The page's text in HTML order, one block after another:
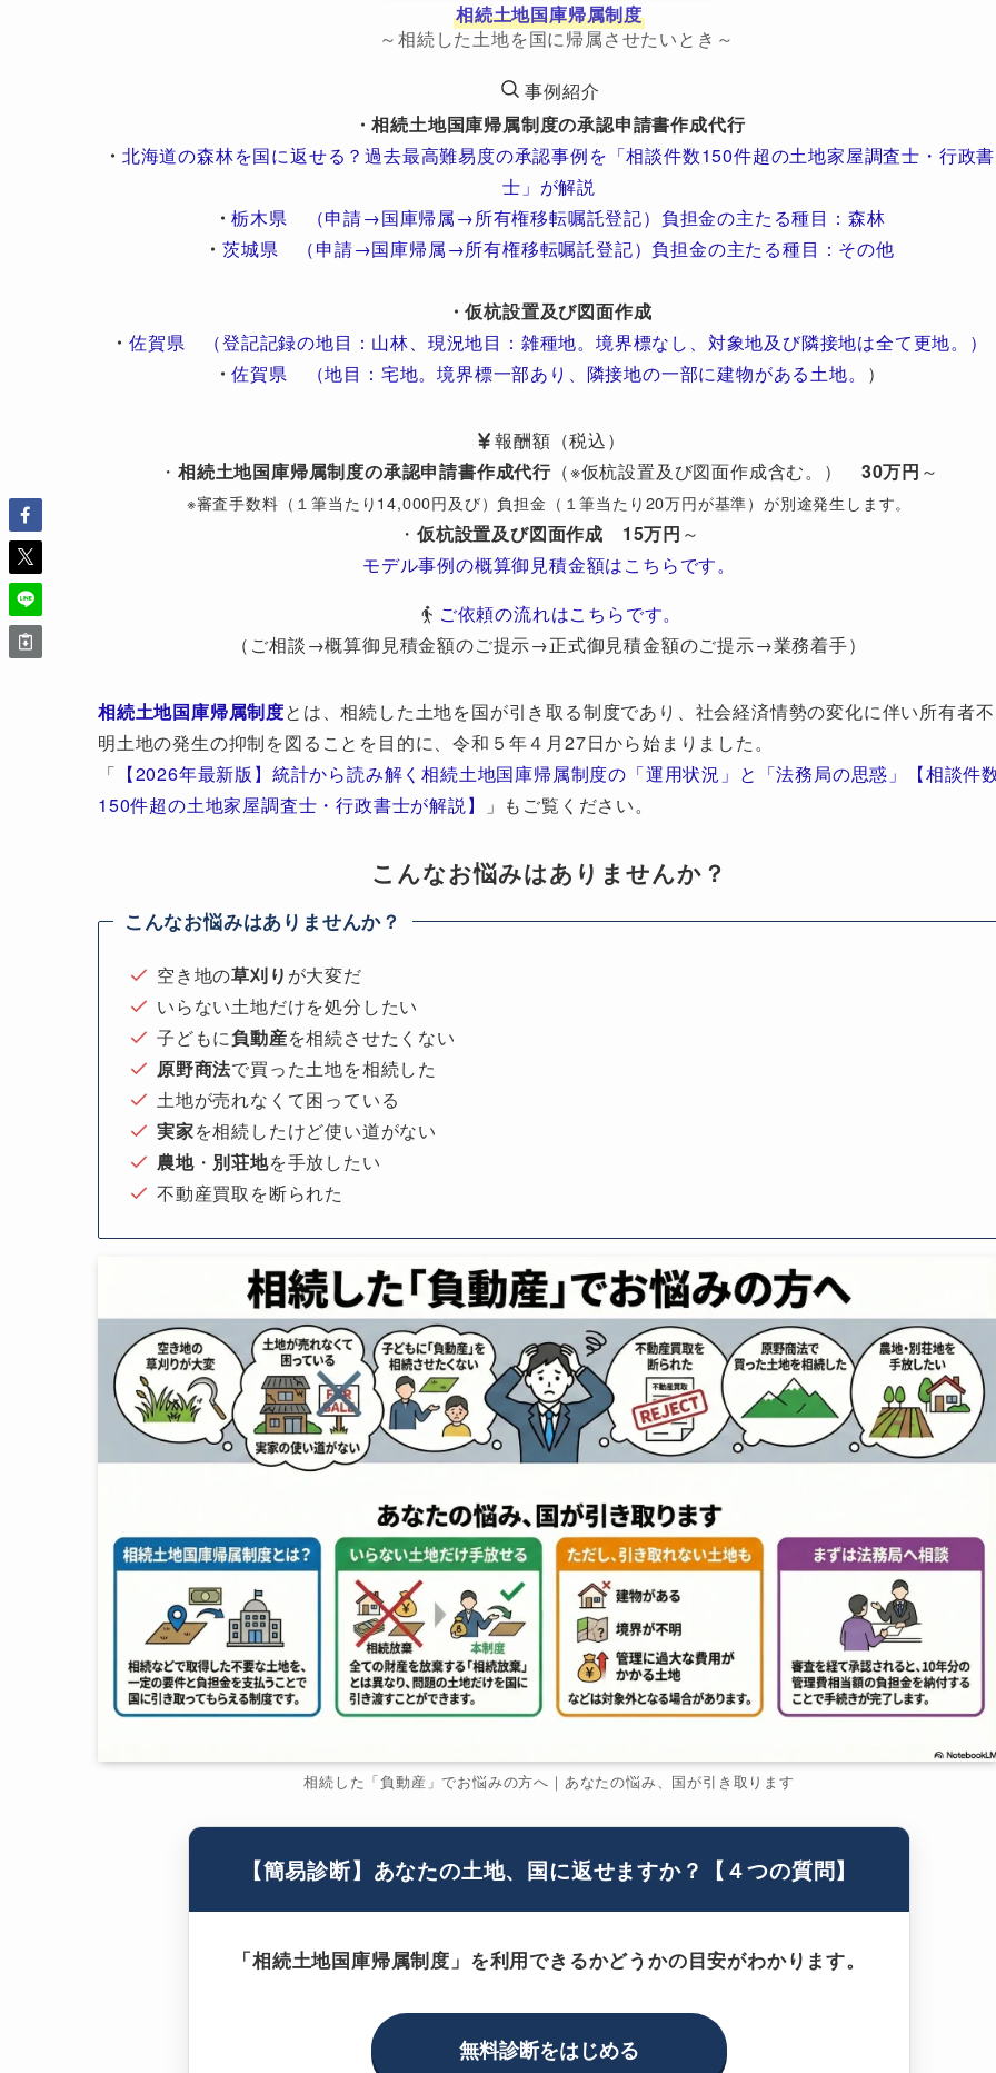
相続土地国庫帰属制度
～相続した土地を国に帰属させたいとき～
事例紹介
・相続土地国庫帰属制度の承認申請書作成代行
・ 北海道の森林を国に返せる？過去最高難易度の承認事例を「相談件数150件超の土地家屋調査士・行政書
士」が解説
・栃木県 （申請→国庫帰属→所有権移転嘱託登記）負担金の主たる種目：森林
・ 茨城県 （申請→国庫帰属→所有権移転嘱託登記）負担金の主たる種目：その他
・仮杭設置及び図面作成
・ 佐賀県 （登記記録の地目：山林、現況地目：雑種地。境界標なし、対象地及び隣接地は全て更地。）
・佐賀県 （地目：宅地。境界標一部あり、隣接地の一部に建物がある土地。 ）
報酬額（税込）
・相続土地国庫帰属制度の承認申請書作成代行 （※仮杭設置及び図面作成含む。） 30万円 ～
※審査手数料（１筆当たり14,000円及び）負担金（１筆当たり20万円が基準）が別途発生します。
・ 仮杭設置及び図面作成 15万円 ～
モデル事例の概算御見積金額はこちらです。
ご依頼の流れはこちらです。
（ご相談→概算御見積金額のご提示→正式御見積金額のご提示→業務着手）
相続土地国庫帰属制度とは、相続した土地を国が引き取る制度であり、社会経済情勢の変化に伴い所有者不
明土地の発生の抑制を図ることを目的に、令和５年４月27日から始まりました。
「 【2026年最新版】統計から読み解く相続土地国庫帰属制度の「運用状況」と「法務局の思惑」【相談件
150件超の土地家屋調査士・行政書士が解説】
」もご覧ください。
こんなお悩みはありませんか？
こんなお悩みはありませんか？
空き地の草刈り が大変だ
いらない土地だけを処分したい
子どもに負動産を相続させたくない
原野商法で買った土地を相続した
土地が売れなくて困っている
実家を相続したけど使い道がない
農地・ 別荘地を手放したい
不動産買取を断られた
相続した「負動産」でお悩みの方へ｜あなたの悩み、国が引き取ります
【簡易診断】あなたの土地、国に返せますか？【４つの質問】
「相続土地国庫帰属制度」を利用できるかどうかの目安がわかります。
無料診断をはじめる